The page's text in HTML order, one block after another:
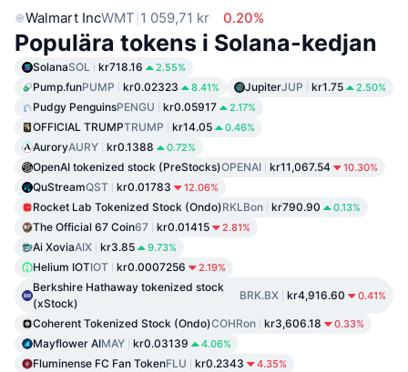
Walmart IncWMT 1 059,71 kr 0.20%
Populära tokens i Solana-kedjan
SolanaSOL kr718.16 2.55%
Pump.funPUMP kr0.02323 8.41% JupiterJUP kr1.75 2.50%
Pudgy PenguinsPENGU kr0.05917 2.17%
OFFICIAL TRUMPTRUMP kr14.05 0.46%
AuroryAURY kr0.1388 0.72%
OpenAI tokenized stock (PreStocks)OPENAI kr11,067.54 10.30%
QuStreamQST kr0.01783 12.06%
Rocket Lab Tokenized Stock (Ondo)RKLBon kr790.90 0.13%
The Official 67 Coin67 kr0.01415 2.81%
Ai XoviaAIX kr3.85 9.73%
Helium IOTIOT kr0.0007256 2.19%
Berkshire Hathaway tokenized stock
(xStock)
BRK.BX kr4,916.60 0.41%
Coherent Tokenized Stock (Ondo)COHRon kr3,606.18 0.33%
Mayflower AIMAY kr0.03139 4.06%
Fluminense FC Fan TokenFLU kr0.2343 4.35%